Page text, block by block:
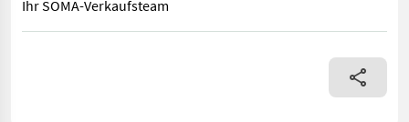
Ihr SOMA-Verkaufsteam
Linde E20/600 H 80V - 2t Stapler - Lastschwerpunkt 600mm -